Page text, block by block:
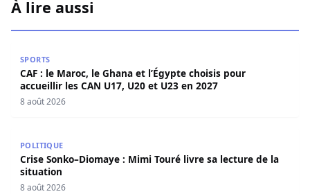
À lire aussi
SPORTS
CAF : le Maroc, le Ghana et l’Égypte choisis pour
accueillir les CAN U17, U20 et U23 en 2027
8 août 2026
POLITIQUE
Crise Sonko–Diomaye : Mimi Touré livre sa lecture de la
situation
8 août 2026